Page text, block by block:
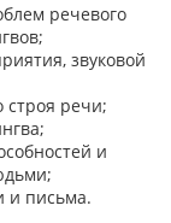
речевого
звуковой
строя речи;
и
и письма.